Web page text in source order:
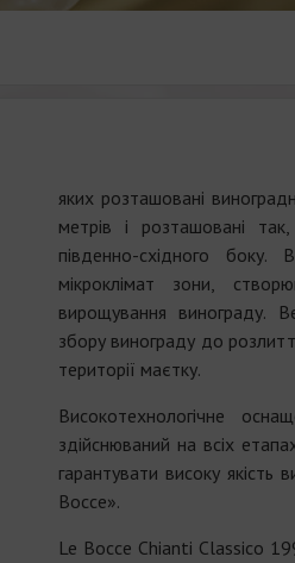
яких розташовані
метрів і розташовані
південно-східного
мікроклімат зони,
вирощування винограду.
збору винограду до
території маєтку.
Високотехнологічне
здійснюваний на всіх
гарантувати високу
Bocce».
Le Bocce Chianti Classico